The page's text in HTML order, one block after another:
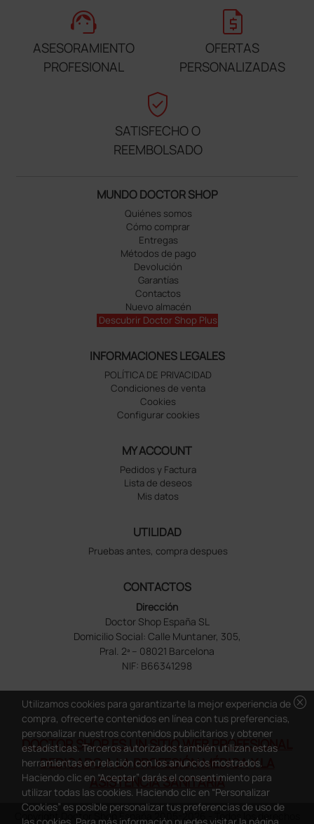
support_agent
ASESORAMIENTO
PROFESIONAL
request_quote
OFERTAS
PERSONALIZADAS
verified_user
SATISFECHO O
REEMBOLSADO
MUNDO DOCTOR SHOP
Quiénes somos
Cómo comprar
Entregas
Métodos de pago
Devolución
Garantías
Contactos
Nuevo almacén
Descubrir Doctor Shop Plus
INFORMACIONES LEGALES
POLÍTICA DE PRIVACIDAD
Condiciones de venta
Cookies
Configurar cookies
MY ACCOUNT
Pedidos y Factura
Lista de deseos
Mis datos
UTILIDAD
Pruebas antes, compra despues
CONTACTOS
Dirección
Doctor Shop España SL
Domicilio Social: Calle Muntaner, 305,
Pral. 2ª – 08021 Barcelona
NIF: B66341298
DOCTOR SHOP ES UN SITIO WEB PROFESIONAL
DEDICADO A LA PROFESIÓN MÉDICA Y LA
ASISTENCIA SANITARIA
Copyright Doctor Shop España 2005-2026 - Todos los derechos
cancel
Utilizamos cookies para garantizarte la mejor experiencia de
compra, ofrecerte contenidos en línea con tus preferencias,
personalizar nuestros contenidos publicitarios y obtener
estadísticas. Terceros autorizados también utilizan estas
herramientas en relación con los anuncios mostrados.
Haciendo clic en “Aceptar” darás el consentimiento para
utilizar todas las cookies. Haciendo clic en “Personalizar
Cookies” es posible personalizar tus preferencias de uso de